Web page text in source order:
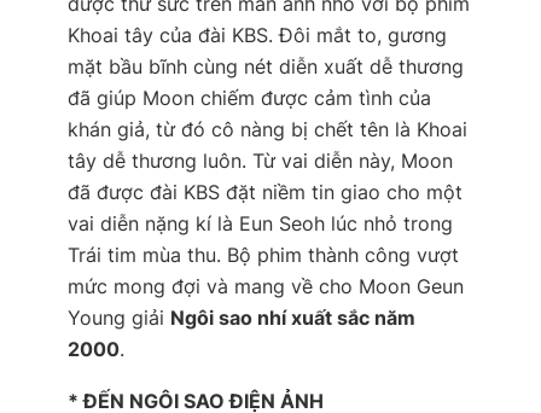
Khoai tây của đài KBS. Đôi mắt to, gương
mặt bầu bĩnh cùng nét diễn xuất dễ thương
đã giúp Moon chiếm được cảm tình của
khán giả, từ đó cô nàng bị chết tên là Khoai
tây dễ thương luôn. Từ vai diễn này, Moon
đã được đài KBS đặt niềm tin giao cho một
vai diễn nặng kí là Eun Seoh lúc nhỏ trong
Trái tim mùa thu. Bộ phim thành công vượt
mức mong đợi và mang về cho Moon Geun
Young giải Ngôi sao nhí xuất sắc năm
2000.
* ĐẾN NGÔI SAO ĐIỆN ẢNH